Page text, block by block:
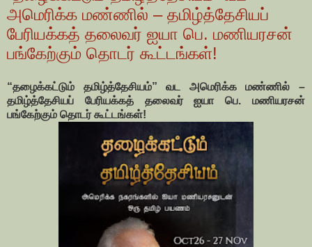
அமெரிக்க மண்ணில் – தமிழ்த்தேசியப்
பேரியக்கத் தலைவர் ஐயா பெ. மணியரசன்
பங்கேற்கும் தொடர் கூட்டங்கள்!
“தழைக்கட்டும் தமிழ்த்தேசியம்” வட அமெரிக்க மண்ணில் –
தமிழ்த்தேசியப் பேரியக்கத் தலைவர் ஐயா பெ. மணியரசன்
பங்கேற்கும் தொடர் கூட்டங்கள்!